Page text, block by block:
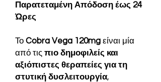
Παρατεταμένη Απόδοση έως 24
Ώρες
Το Cobra Vega 120mg είναι μία
από τις πιο δημοφιλείς και
αξιόπιστες θεραπείες για τη
στυτική δυσλειτουργία,